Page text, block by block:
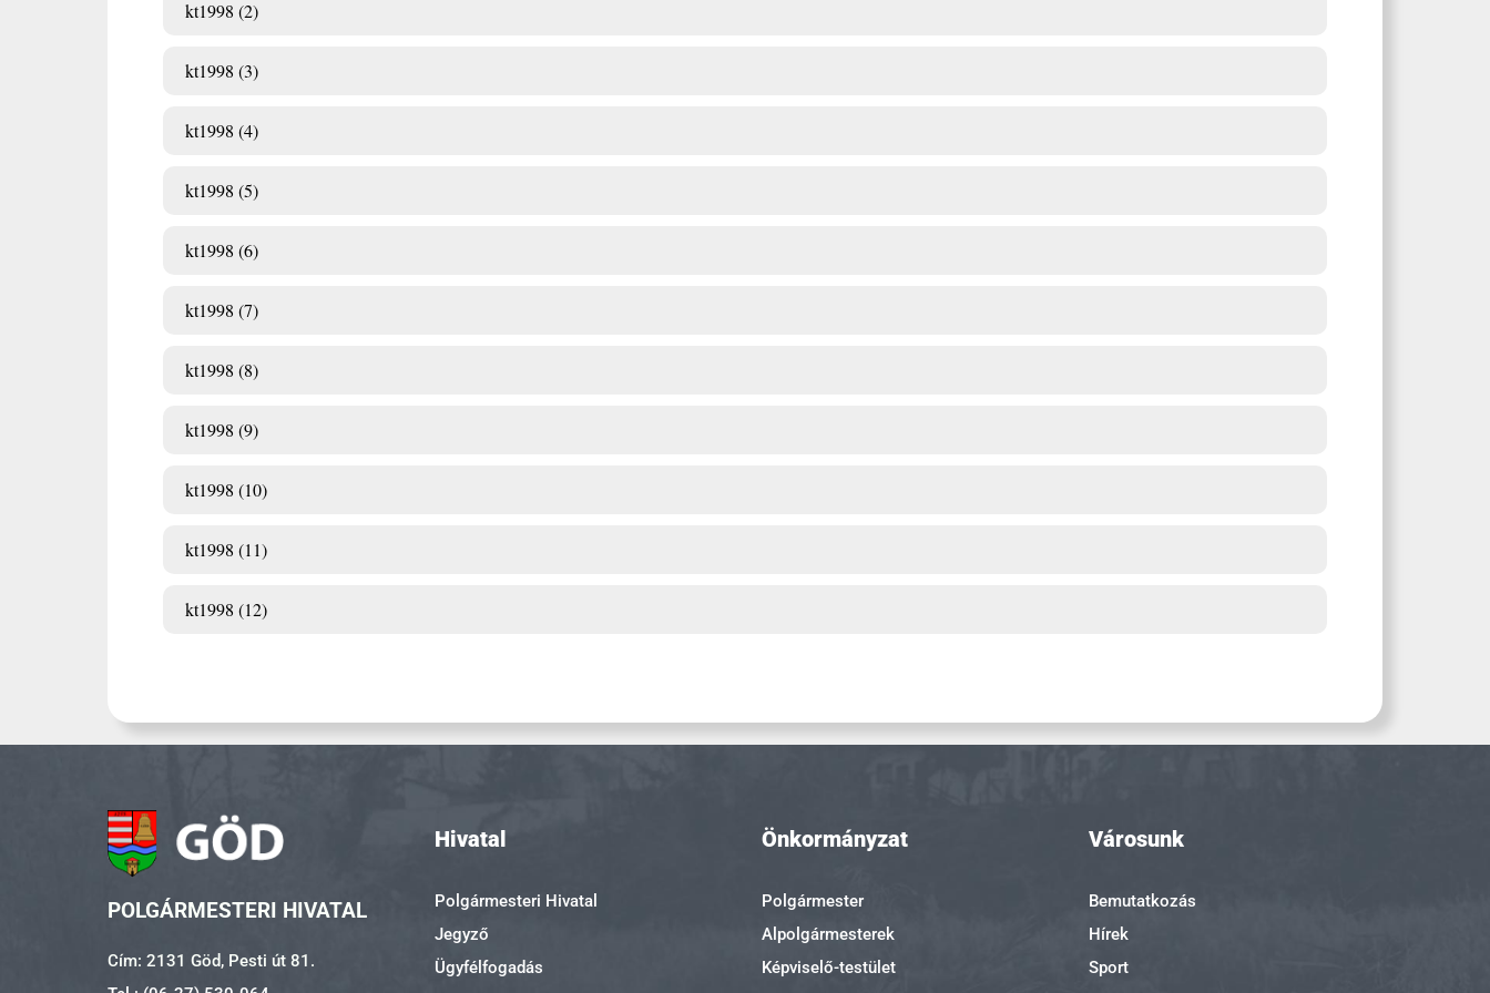
kt1998 (2)
kt1998 (3)
kt1998 (4)
kt1998 (5)
kt1998 (6)
kt1998 (7)
kt1998 (8)
kt1998 (9)
kt1998 (10)
kt1998 (11)
kt1998 (12)
POLGÁRMESTERI HIVATAL
Cím: 2131 Göd, Pesti út 81.
Hivatal
Polgármesteri Hivatal
Jegyző
Ügyfélfogadás
Önkormányzat
Polgármester
Alpolgármesterek
Képviselő-testület
Városunk
Bemutatkozás
Hírek
Sport